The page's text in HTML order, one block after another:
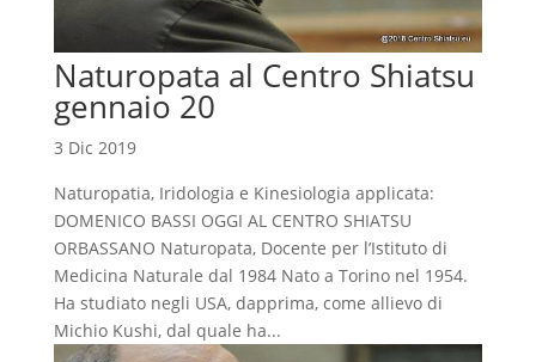
Naturopata al Centro Shiatsu
gennaio 20
3 Dic 2019
Naturopatia, Iridologia e Kinesiologia applicata:
DOMENICO BASSI OGGI AL CENTRO SHIATSU
ORBASSANO Naturopata, Docente per l’Istituto di
Medicina Naturale dal 1984 Nato a Torino nel 1954.
Ha studiato negli USA, dapprima, come allievo di
Michio Kushi, dal quale ha...